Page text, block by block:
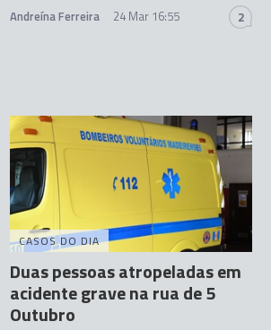
Andreína Ferreira 24 Mar 16:55 2
CASOS DO DIA
Duas pessoas atropeladas em
acidente grave na rua de 5
Outubro